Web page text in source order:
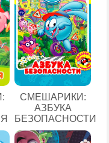
СМЕШАРИКИ:
АЗБУКА
БЕЗОПАСНОСТИ